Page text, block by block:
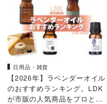
日用品・雑貨
【2026年】ラベンダーオイル
のおすすめランキング。LDK
が市販の人気商品をプロと比